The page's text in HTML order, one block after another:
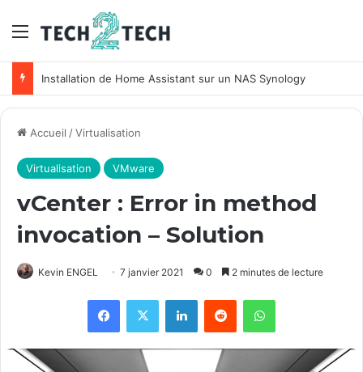
Menu
Installation de Home Assistant sur un NAS Synology
Accueil /Virtualisation
Virtualisation VMware
vCenter : Error in method
invocation – Solution
Kevin ENGEL 7 janvier 2021 0 2 minutes de lecture
Facebook
X LinkedinReddit WhatsApp